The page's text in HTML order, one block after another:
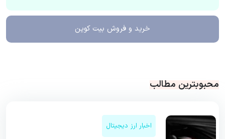
خرید و فروش بیت کوین
محبوبترین مطالب
اخبار ارز دیجیتال